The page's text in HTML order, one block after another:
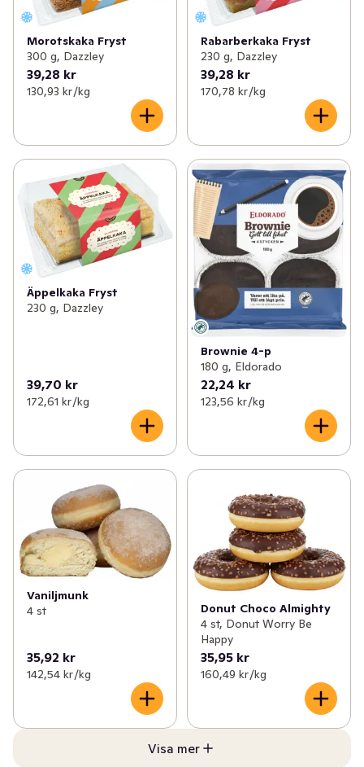
Morotskaka Fryst
300 g, Dazzley
39,28 kr
130,93 kr /kg
Rabarberkaka Fryst
230 g, Dazzley
39,28 kr
170,78 kr /kg
Äppelkaka Fryst
230 g, Dazzley
39,70 kr
172,61 kr /kg
Brownie 4-p
180 g, Eldorado
22,24 kr
123,56 kr /kg
Vaniljmunk
4 st
35,92 kr
142,54 kr /kg
Donut Choco Almighty
4 st, Donut Worry Be
Happy
35,95 kr
160,49 kr /kg
Visa mer